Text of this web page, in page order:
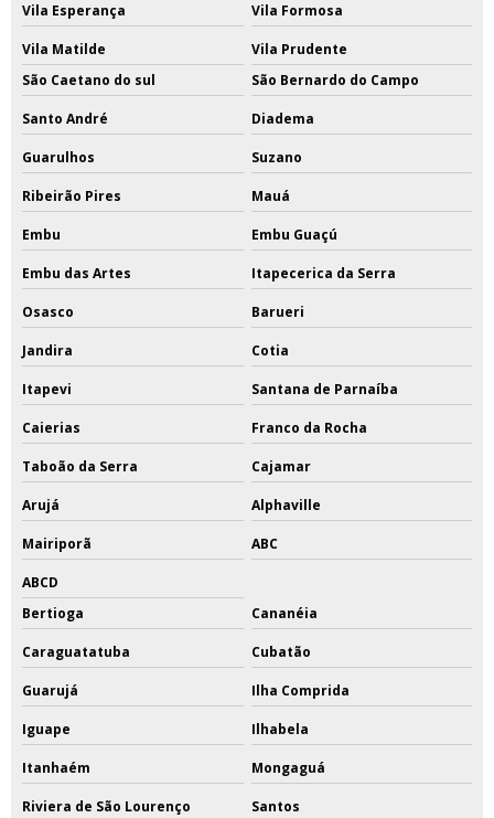
Vila Esperança Vila Formosa
Vila Matilde
Vila Prudente
São Caetano do sul
São Bernardo do Campo
Santo André Diadema
Guarulhos Suzano
Ribeirão Pires Mauá
Embu Embu Guaçú
Embu das Artes Itapecerica da Serra
Osasco Barueri
Jandira Cotia
Itapevi Santana de Parnaíba
Caierias Franco da Rocha
Taboão da Serra Cajamar
Arujá Alphaville
Mairiporã ABC
ABCD
Bertioga
Cananéia
Caraguatatuba Cubatão
Guarujá Ilha Comprida
Iguape Ilhabela
Itanhaém Mongaguá
Riviera de São Lourenço Santos